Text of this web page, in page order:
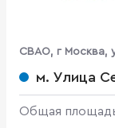
CВАО, г Москва,
д 2
м. Улица
Общая